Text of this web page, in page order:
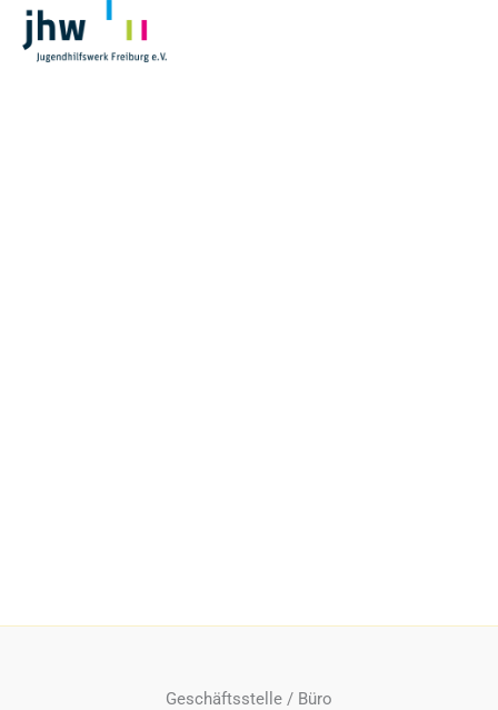
Geschäftsstelle / Büro